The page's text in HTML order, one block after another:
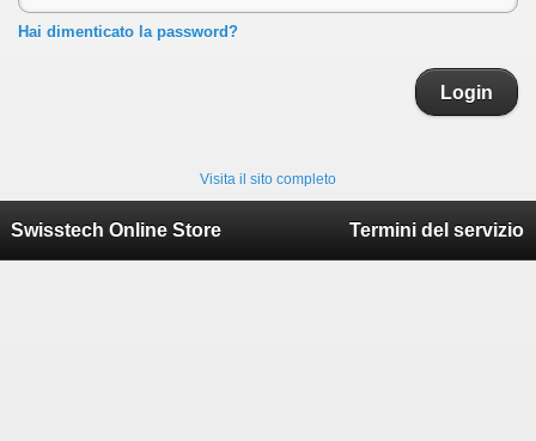
Hai dimenticato la password?
Login
Visita il sito completo
Swisstech Online Store Termini del servizio